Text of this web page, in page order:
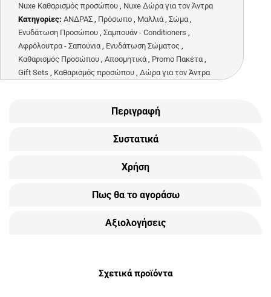
Nuxe Καθαρισμός προσώπου , Nuxe Δώρα για τον Άντρα
Κατηγορίες: ΑΝΔΡΑΣ , Πρόσωπο , Μαλλιά, Σώμα,
Ενυδάτωση Προσώπου , Σαμπουάν - Conditioners ,
Αφρόλουτρα - Σαπούνια, Ενυδάτωση Σώματος ,
Καθαρισμός Προσώπου , Αποσμητικά, Promo Πακέτα,
Gift Sets , Καθαρισμός προσώπου , Δώρα για τον Άντρα
Περιγραφή
Συστατικά
Χρήση
Πως θα το αγοράσω
Αξιολογήσεις
Σχετικά προϊόντα